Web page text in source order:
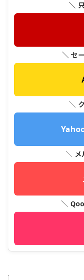
＼
＼ セ
＼
＼ メ
＼